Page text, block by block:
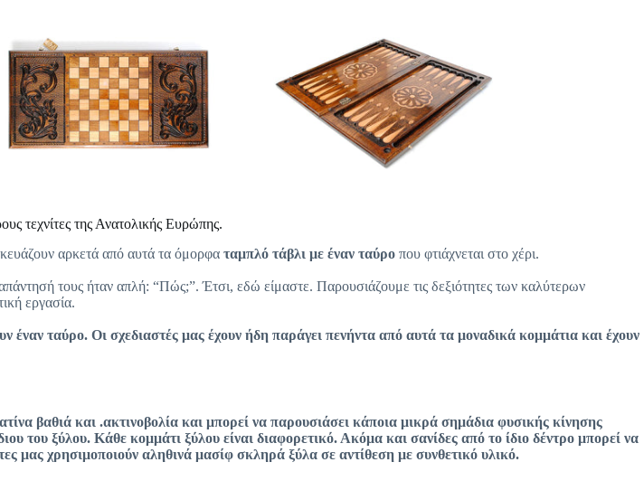
τεχνίτες της Ανατολικής Ευρώπης.
αρκετά από αυτά τα όμορφα ταμπλό τάβλι με έναν ταύρο που φτιάχνεται στο χέρι.
τους ήταν απλή: “Πώς;”. Έτσι, εδώ είμαστε. Παρουσιάζουμε τις δεξιότητες των καλύτερων
εργασία.
έναν ταύρο. Οι σχεδιαστές μας έχουν ήδη παράγει πενήντα από αυτά τα μοναδικά κομμάτια και έχουν
βαθιά και .ακτινοβολία και μπορεί να παρουσιάσει κάποια μικρά σημάδια φυσικής κίνησης
του ξύλου. Κάθε κομμάτι ξύλου είναι διαφορετικό. Ακόμα και σανίδες από το ίδιο δέντρο μπορεί να
μας χρησιμοποιούν αληθινά μασίφ σκληρά ξύλα σε αντίθεση με συνθετικό υλικό.